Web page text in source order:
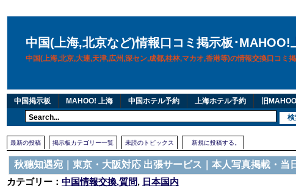
中国(上海,北京など)情報口コミ掲示板･MAHOO!
中国(上海,北京,大連,天津,広州,深セン,成都,桂林,マカオ,香港等)の情報交換口コミ
中国掲示板 MAHOO! 上海 中国ホテル予約 上海ホテル予約 旧
最新の投稿 掲示板カテゴリー一覧 未読のトピックス 新規に投稿する。
秋穗知遇宛｜東京・大阪対応 出張サービス｜本人写真掲載・当
カテゴリー： 中国情報交換,質問, 日本国内